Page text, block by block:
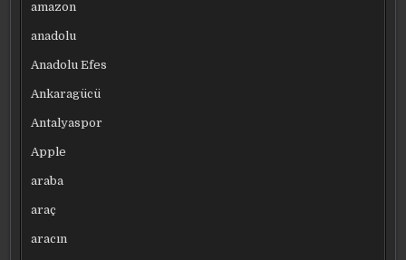
amazon
anadolu
Anadolu Efes
Ankaragücü
Antalyaspor
Apple
araba
araç
aracın